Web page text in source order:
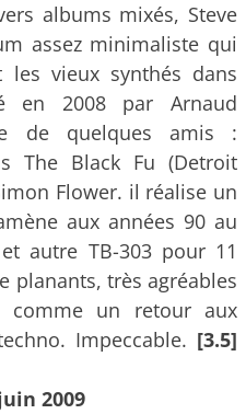
albums mixés, Steve
assez minimaliste qui
les vieux synthés dans
en 2008 par Arnaud
de quelques amis :
The Black Fu (Detroit
Flower. il réalise un
aux années 90 au
autre TB-303 pour 11
planants, très agréables
un retour aux
Impeccable. [3.5]
2009